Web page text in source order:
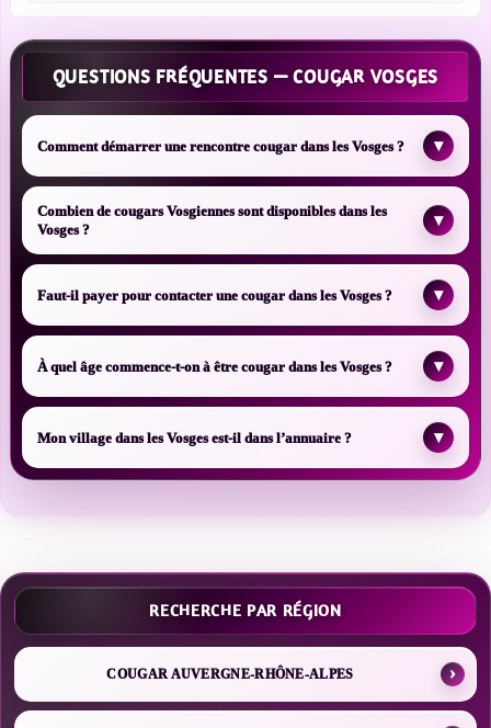
QUESTIONS FRÉQUENTES — COUGAR VOSGES
Comment démarrer une rencontre cougar dans les Vosges ? ▾
Combien de cougars Vosgiennes sont disponibles dans les
Vosges ?
▾
Faut-il payer pour contacter une cougar dans les Vosges ? ▾
À quel âge commence-t-on à être cougar dans les Vosges ? ▾
Mon village dans les Vosges est-il dans l’annuaire ? ▾
RECHERCHE PAR RÉGION
COUGAR AUVERGNE-RHÔNE-ALPES